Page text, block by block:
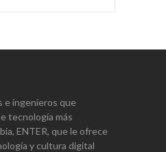
e ingenieros que
tecnología más
ENTER, que le ofrece
y cultura digital